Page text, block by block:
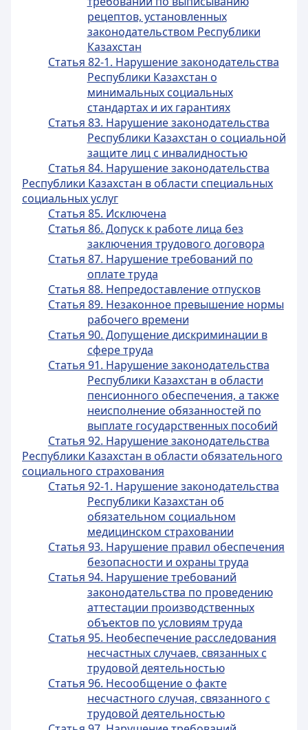
рецептов, установленных
законодательством Республики
Казахстан
Статья 82-1. Нарушение законодательства
Республики Казахстан о
минимальных социальных
стандартах и их гарантиях
Статья 83. Нарушение законодательства
Республики Казахстан о социальной
защите лиц с инвалидностью
Статья 84. Нарушение законодательства
Республики Казахстан в области специальных
социальных услуг
Статья 85. Исключена
Статья 86. Допуск к работе лица без
заключения трудового договора
Статья 87. Нарушение требований по
оплате труда
Статья 88. Непредоставление отпусков
Статья 89. Незаконное превышение нормы
рабочего времени
Статья 90. Допущение дискриминации в
сфере труда
Статья 91. Нарушение законодательства
Республики Казахстан в области
пенсионного обеспечения, а также
неисполнение обязанностей по
выплате государственных пособий
Статья 92. Нарушение законодательства
Республики Казахстан в области обязательного
социального страхования
Статья 92-1. Нарушение законодательства
Республики Казахстан об
обязательном социальном
медицинском страховании
Статья 93. Нарушение правил обеспечения
безопасности и охраны труда
Статья 94. Нарушение требований
законодательства по проведению
аттестации производственных
объектов по условиям труда
Статья 95. Необеспечение расследования
несчастных случаев, связанных с
трудовой деятельностью
Статья 96. Несообщение о факте
несчастного случая, связанного с
трудовой деятельностью